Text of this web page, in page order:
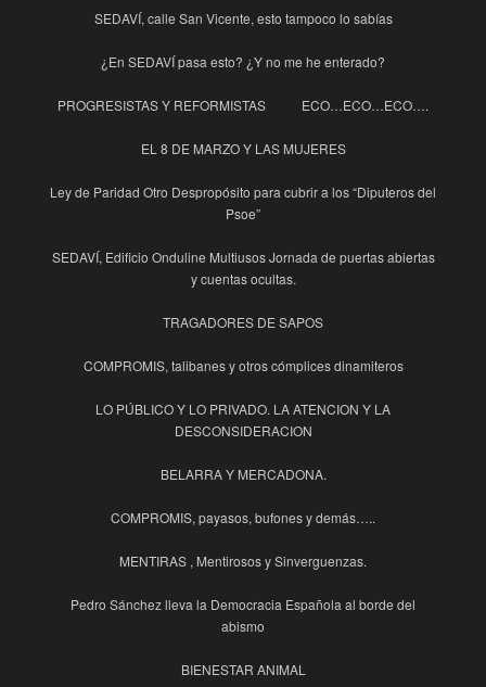
SEDAVÍ, calle San Vicente, esto tampoco lo sabías
¿En SEDAVÍ pasa esto? ¿Y no me he enterado?
PROGRESISTAS Y REFORMISTAS ECO…ECO…ECO….
EL 8 DE MARZO Y LAS MUJERES
Ley de Paridad Otro Despropósito para cubrir a los “Diputeros del
Psoe”
SEDAVÍ, Edificio Onduline Multiusos Jornada de puertas abiertas
y cuentas ocultas.
TRAGADORES DE SAPOS
COMPROMIS, talibanes y otros cómplices dinamiteros
LO PÚBLICO Y LO PRIVADO. LA ATENCION Y LA
DESCONSIDERACION
BELARRA Y MERCADONA.
COMPROMIS, payasos, bufones y demás…..
MENTIRAS , Mentirosos y Sinverguenzas.
Pedro Sánchez lleva la Democracia Española al borde del
abismo
BIENESTAR ANIMAL